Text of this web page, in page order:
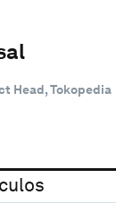
Head, Tokopedia